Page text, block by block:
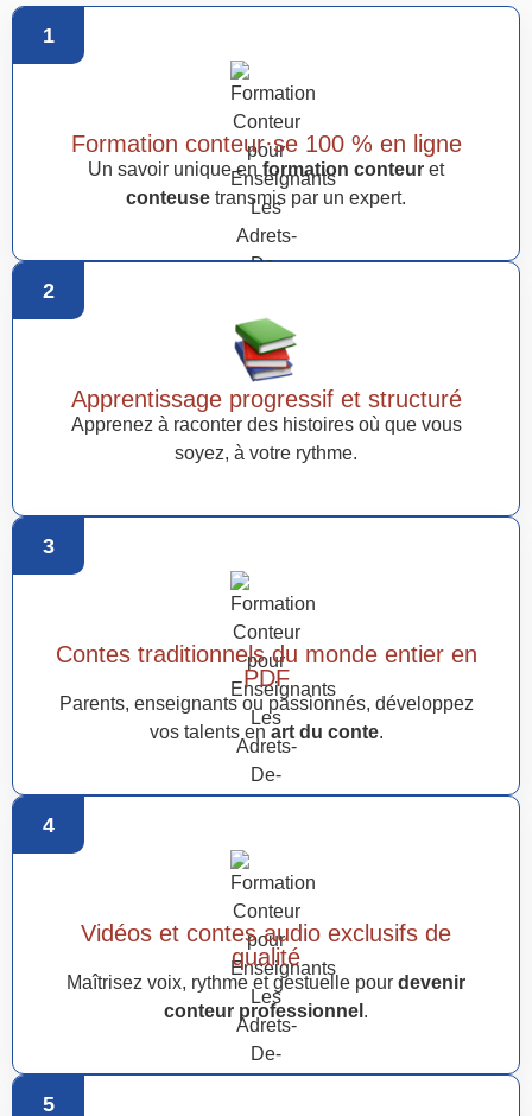
1
Formation conteur·se 100 % en ligne
Un savoir unique en formation conteur et
conteuse transmis par un expert.
2
Apprentissage progressif et structuré
Apprenez à raconter des histoires où que vous
soyez, à votre rythme.
3
Contes traditionnels du monde entier en
PDF
Parents, enseignants ou passionnés, développez
vos talents en art du conte.
4
Vidéos et contes audio exclusifs de
qualité
Maîtrisez voix, rythme et gestuelle pour devenir
conteur professionnel .
5